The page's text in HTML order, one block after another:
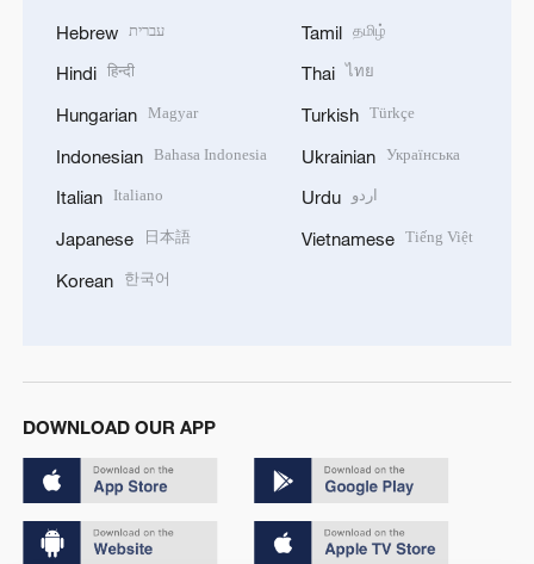
Hebrew עברית
Hindi हिन्दी
Hungarian Magyar
Indonesian Bahasa Indonesia
Italian Italiano
Japanese 日本語
Korean 한국어
Tamil தமிழ்
Thai ไทย
Turkish Türkçe
Ukrainian Українська
Urdu اردو
Vietnamese Tiếng Việt
DOWNLOAD OUR APP